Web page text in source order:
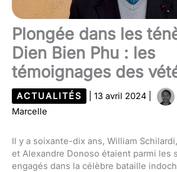
Plongée dans les
Dien Bien Phu : les
témoignages des
ACTUALITÉS 13 avril 2024
Marcelle
Il y a soixante-dix ans, William
et Alexandre Donoso étaient parmi les
engagés dans la célèbre bataille